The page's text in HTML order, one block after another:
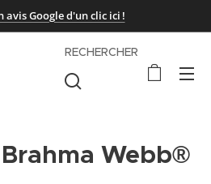
avis Google d'un clic ici !
RECHERCHER
Webb®